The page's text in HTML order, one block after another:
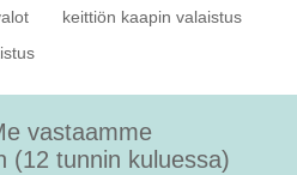
keittiön kaapin valaistus
vastaamme
(12 tunnin kuluessa)